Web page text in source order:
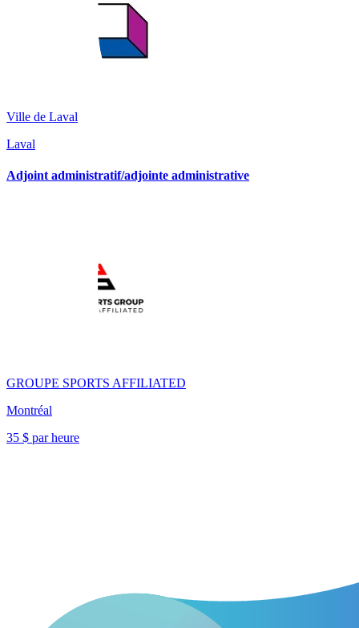
Ville de Laval
Laval
Adjoint administratif/adjointe administrative
GROUPE SPORTS AFFILIATED
Montréal
35 $ par heure